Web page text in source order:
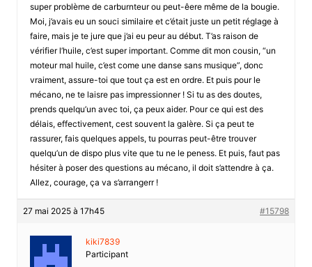
super problème de carburnteur ou peut-êere même de la bougie.
Moi, j’avais eu un souci similaire et c’était juste un petit réglage à
faire, mais je te jure que j’ai eu peur au début. T’as raison de
vérifier l’huile, c’est super important. Comme dit mon cousin, “un
moteur mal huile, c’est come une danse sans musique”, donc
vraiment, assure-toi que tout ça est en ordre. Et puis pour le
mécano, ne te laisre pas impressionner ! Si tu as des doutes,
prends quelqu’un avec toi, ça peux aider. Pour ce qui est des
délais, effectivement, cest souvent la galère. Si ça peut te
rassurer, fais quelques appels, tu pourras peut-être trouver
quelqu’un de dispo plus vite que tu ne le peness. Et puis, faut pas
hésiter à poser des questions au mécano, il doit s’attendre à ça.
Allez, courage, ça va s’arrangerr !
27 mai 2025 à 17h45 #15798
kiki7839
Participant